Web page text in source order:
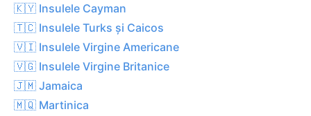
🇰🇾 Insulele Cayman
🇹🇨 Insulele Turks și Caicos
🇻🇮 Insulele Virgine Americane
🇻🇬 Insulele Virgine Britanice
🇯🇲 Jamaica
🇲🇶 Martinica